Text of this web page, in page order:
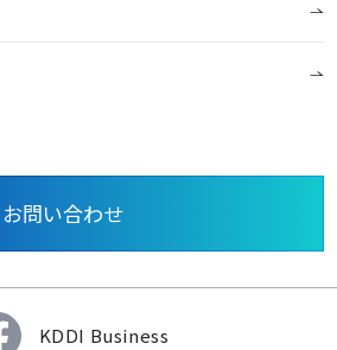
お問い合わせ
KDDI Business